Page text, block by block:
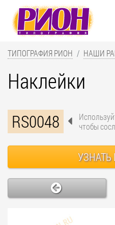
ТИПОГРАФИЯ РИОН НАШИ
Наклейки
RS0048
чтобы
УЗНАТЬ